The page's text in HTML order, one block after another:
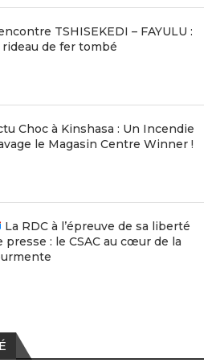
TSHISEKEDI – FAYULU :
rideau de fer tombé
Choc à Kinshasa : Un Incendie
le Magasin Centre Winner !
La RDC à l’épreuve de sa liberté
presse : le CSAC au cœur de la